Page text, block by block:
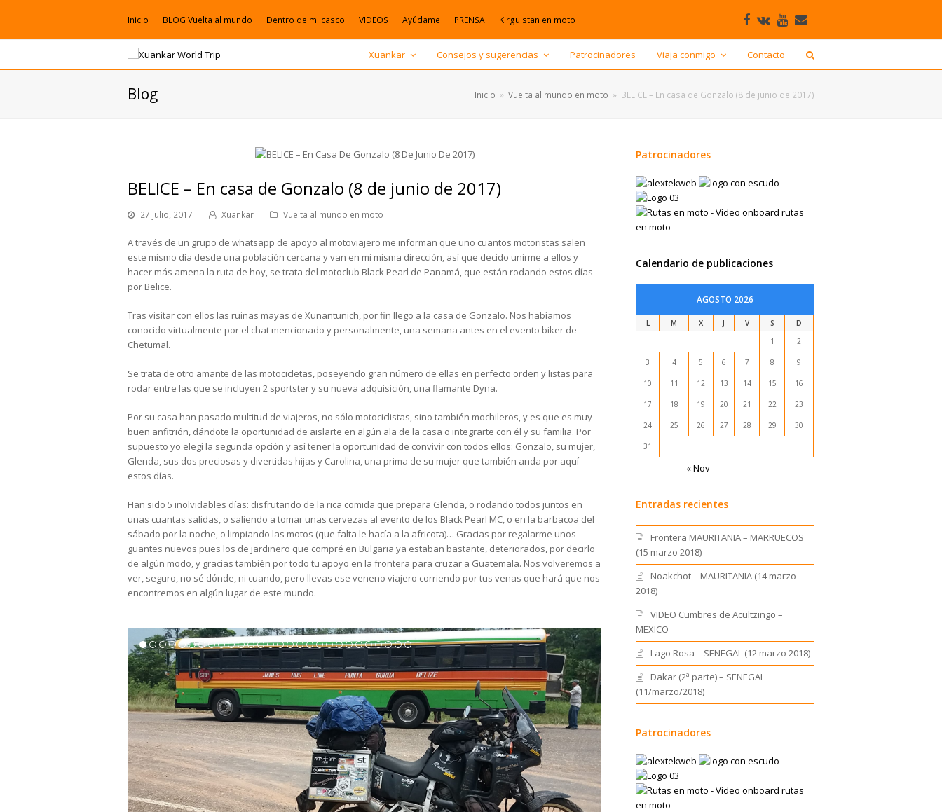
Inicio BLOG Vuelta al mundo Dentro de mi casco VIDEOS Ayúdame PRENSA Kirguistan en moto Facebook
VK Youtube
electrónico
Xuankar Consejos y sugerencias Patrocinadores Viaja conmigo Contacto
Blog Inicio » Vuelta al mundo en moto » BELICE – En casa de Gonzalo (8 de junio de 2017)
BELICE – En casa de Gonzalo (8 de junio de 2017)
27 julio, 2017 Xuankar Vuelta al mundo en moto
A través de un grupo de whatsapp de apoyo al motoviajero me informan que uno cuantos motoristas salen
este mismo día desde una población cercana y van en mi misma dirección, así que decido unirme a ellos y
hacer más amena la ruta de hoy, se trata del motoclub Black Pearl de Panamá, que están rodando estos días
por Belice.
Tras visitar con ellos las ruinas mayas de Xunantunich, por fin llego a la casa de Gonzalo. Nos habíamos
conocido virtualmente por el chat mencionado y personalmente, una semana antes en el evento biker de
Chetumal.
Se trata de otro amante de las motocicletas, poseyendo gran número de ellas en perfecto orden y listas para
rodar entre las que se incluyen 2 sportster y su nueva adquisición, una flamante Dyna.
Por su casa han pasado multitud de viajeros, no sólo motociclistas, sino también mochileros, y es que es muy
buen anfitrión, dándote la oportunidad de aislarte en algún ala de la casa o integrarte con él y su familia. Por
supuesto yo elegí la segunda opción y así tener la oportunidad de convivir con todos ellos: Gonzalo, su mujer,
Glenda, sus dos preciosas y divertidas hijas y Carolina, una prima de su mujer que también anda por aquí
estos días.
Han sido 5 inolvidables días: disfrutando de la rica comida que prepara Glenda, o rodando todos juntos en
unas cuantas salidas, o saliendo a tomar unas cervezas al evento de los Black Pearl MC, o en la barbacoa del
sábado por la noche, o limpiando las motos (que falta le hacía a la africota)… Gracias por regalarme unos
guantes nuevos pues los de jardinero que compré en Bulgaria ya estaban bastante, deteriorados, por decirlo
de algún modo, y gracias también por todo tu apoyo en la frontera para cruzar a Guatemala. Nos volveremos a
ver, seguro, no sé dónde, ni cuando, pero llevas ese veneno viajero corriendo por tus venas que hará que nos
encontremos en algún lugar de este mundo.
Patrocinadores
Calendario de publicaciones
AGOSTO 2026
L M X J V S
D
1
2
3 4 5 6 7 8 9
10 11 12 13 14 15 16
17 18 19 20 21 22 23
24 25 26 27 28 29 30
31
« Nov
Entradas recientes
Frontera MAURITANIA – MARRUECOS
(15 marzo 2018)
Noakchot – MAURITANIA (14 marzo
2018)
VIDEO Cumbres de Acultzingo –
MEXICO
Lago Rosa – SENEGAL (12 marzo 2018)
Dakar (2ª parte) – SENEGAL
(11/marzo/2018)
Patrocinadores